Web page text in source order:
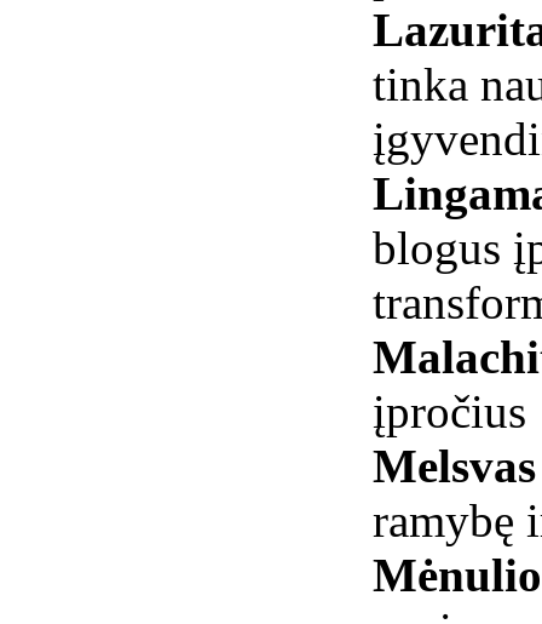
tinka
blogus
įpročius
ramybę